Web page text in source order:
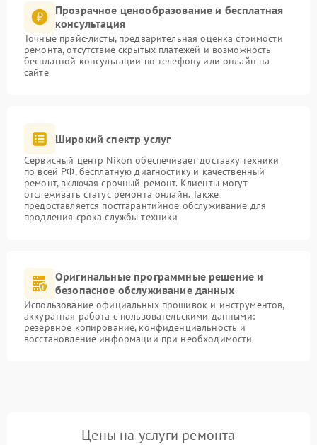
Прозрачное ценообразование и бесплатная
консультация
Точные прайс-листы, предварительная оценка стоимости
ремонта, отсутствие скрытых платежей и возможность
бесплатной консультации по телефону или онлайн на
сайте
Широкий спектр услуг
Сервисный центр Nikon обеспечивает доставку техники
по всей РФ, бесплатную диагностику и качественный
ремонт, включая срочный ремонт. Клиенты могут
отслеживать статус ремонта онлайн. Также
предоставляется постгарантийное обслуживание для
продления срока службы техники
Оригинальные программные решение и
безопасное обслуживание данных
Использование официальных прошивок и инструментов,
аккуратная работа с пользовательскими данными:
резервное копирование, конфиденциальность и
восстановление информации при необходимости
Цены на услуги ремонта